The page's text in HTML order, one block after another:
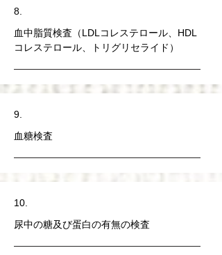
​8.
血中脂質検査（LDLコレステロール、HDL
コレステロール、トリグリセライド）
9.
血糖検査
10.
尿中の糖及び蛋白の有無の検査